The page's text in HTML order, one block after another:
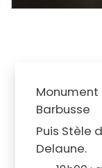
Monument
Barbusse
Puis Stèle
Delaune.